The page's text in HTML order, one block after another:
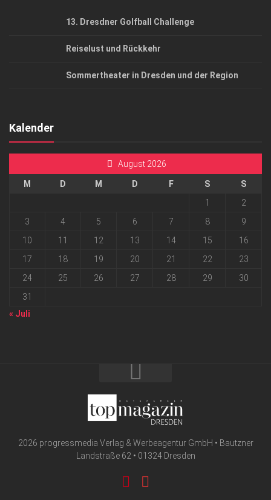
13. Dresdner Golfball Challenge
Reiselust und Rückkehr
Sommertheater in Dresden und der Region
Kalender
August 2026
M D M D F S
S
1
2
3
4 5 6 7 8
9
10
11 12 13 14 15
16
17
18 19 20 21 22
23
24
25 26 27 28 29
30
31
« Juli
2026 progressmedia Verlag & Werbeagentur GmbH • Bautzner
Landstraße 62 • 01324 Dresden